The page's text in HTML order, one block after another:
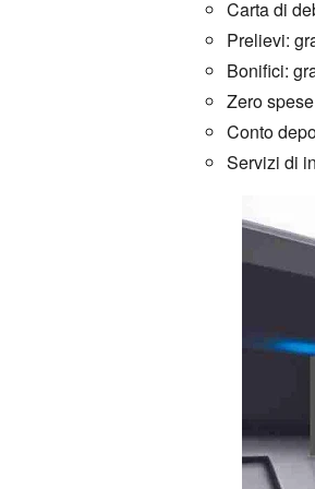
Carta di
Prelievi:
Bonifici:
Zero
Conto
Servizi di